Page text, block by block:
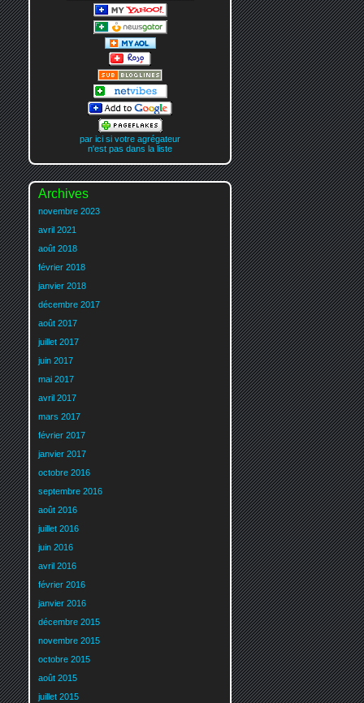
par ici si votre agrégateur
n'est pas dans la liste
Archives
novembre 2023
avril 2021
août 2018
février 2018
janvier 2018
décembre 2017
août 2017
juillet 2017
juin 2017
mai 2017
avril 2017
mars 2017
février 2017
janvier 2017
octobre 2016
septembre 2016
août 2016
juillet 2016
juin 2016
avril 2016
février 2016
janvier 2016
décembre 2015
novembre 2015
octobre 2015
août 2015
juillet 2015